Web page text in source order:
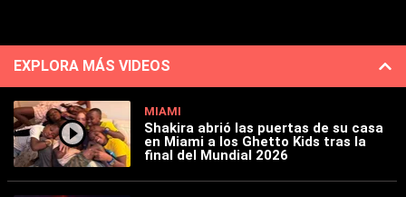
EXPLORA MÁS VIDEOS
MIAMI
Shakira abrió las puertas de su casa
en Miami a los Ghetto Kids tras la
final del Mundial 2026